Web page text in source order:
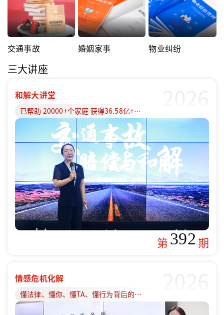
交通事故 婚姻家事 物业纠纷
三大讲座
和解大讲堂
已帮助 20000+个家庭 获得36.58亿+赔偿款
第392期
情感危机化解
懂法律、懂你、懂TA、懂行为背后的原因